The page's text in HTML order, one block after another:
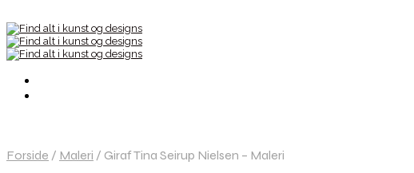
Forside / Maleri / Giraf Tina Seirup Nielsen – Maleri